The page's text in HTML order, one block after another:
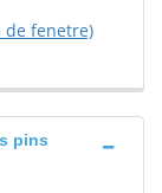
de fenetre)
pins